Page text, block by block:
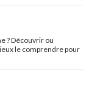
? Découvrir ou
le comprendre pour